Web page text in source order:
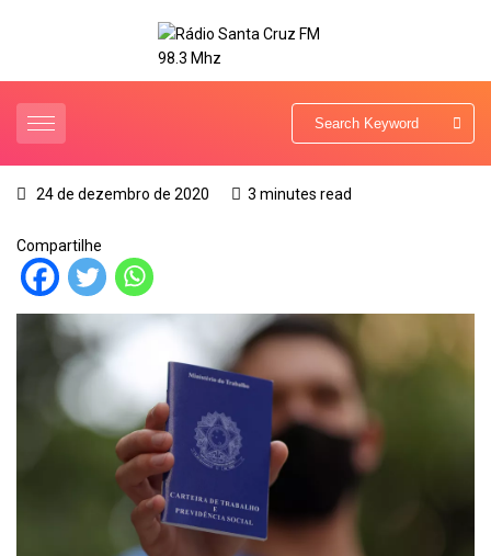
24 de dezembro de 2020 3 minutes read
Compartilhe